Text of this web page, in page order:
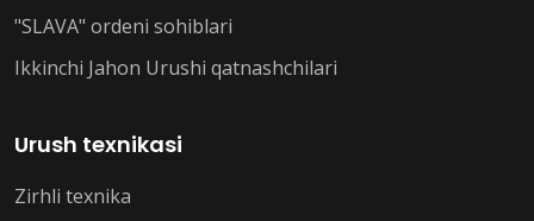
"SLAVA" ordeni sohiblari
Ikkinchi Jahon Urushi qatnashchilari
Urush texnikasi
Zirhli texnika